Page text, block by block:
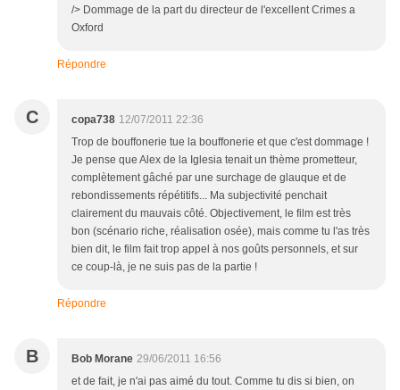
/> Dommage de la part du directeur de l'excellent Crimes a
Oxford
Répondre
C copa738 12/07/2011 22:36
Trop de bouffonerie tue la bouffonerie et que c'est dommage !
Je pense que Alex de la Iglesia tenait un thème prometteur,
complètement gâché par une surchage de glauque et de
rebondissements répétitifs... Ma subjectivité penchait
clairement du mauvais côté. Objectivement, le film est très
bon (scénario riche, réalisation osée), mais comme tu l'as très
bien dit, le film fait trop appel à nos goûts personnels, et sur
ce coup-là, je ne suis pas de la partie !
Répondre
B Bob Morane 29/06/2011 16:56
et de fait, je n'ai pas aimé du tout. Comme tu dis si bien, on